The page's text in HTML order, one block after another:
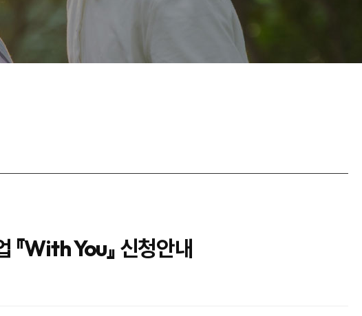
『With You』 신청안내